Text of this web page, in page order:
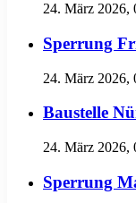
24. März 2026,
Sperrung
24. März 2026,
Baustelle
24. März 2026,
Sperrung